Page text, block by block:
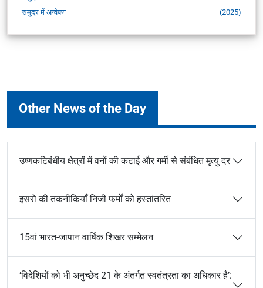
समुद्र में अन्वेषण
(2025)
Other News of the Day
उष्णकटिबंधीय क्षेत्रों में वनों की कटाई और गर्मी से संबंधित मृत्यु दर
इसरो की तकनीकियाँ निजी फर्मों को हस्तांतरित
15वां भारत-जापान वार्षिक शिखर सम्मेलन
‘विदेशियों को भी अनुच्छेद 21 के अंतर्गत स्वतंत्रता का अधिकार है’: